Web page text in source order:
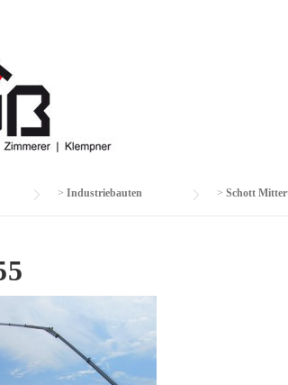
> Industriebauten > Schott